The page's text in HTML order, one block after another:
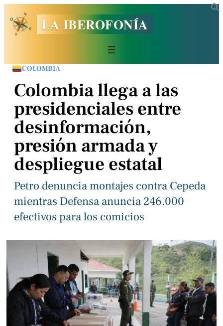
LA IBEROFONÍA
COLOMBIA
Colombia llega a las
presidenciales entre
desinformación,
presión armada y
despliegue estatal
Petro denuncia montajes contra Cepeda
mientras Defensa anuncia 246.000
efectivos para los comicios